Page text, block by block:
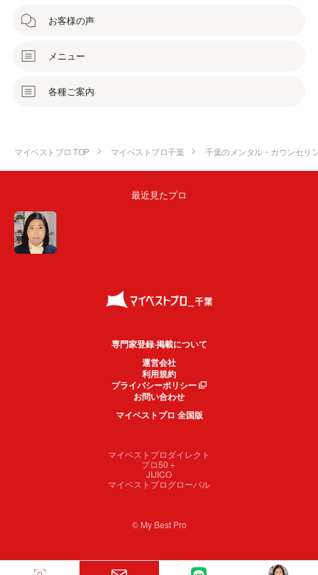
お客様の声
メニュー
各種ご案内
マイベストプロ TOP マイベストプロ千葉 千葉のメンタル・カウンセリ
最近見たプロ
専門家登録·掲載について
運営会社
利用規約
プライバシーポリシー
お問い合わせ
マイベストプロ 全国版
マイベストプロダイレクト
プロ50＋
JIJICO
マイベストプログローバル
© My Best Pro